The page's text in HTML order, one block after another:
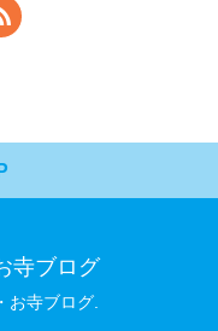
寺ブログ
お寺ブログ.